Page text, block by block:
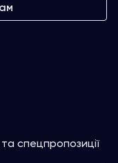
спецпропозиції